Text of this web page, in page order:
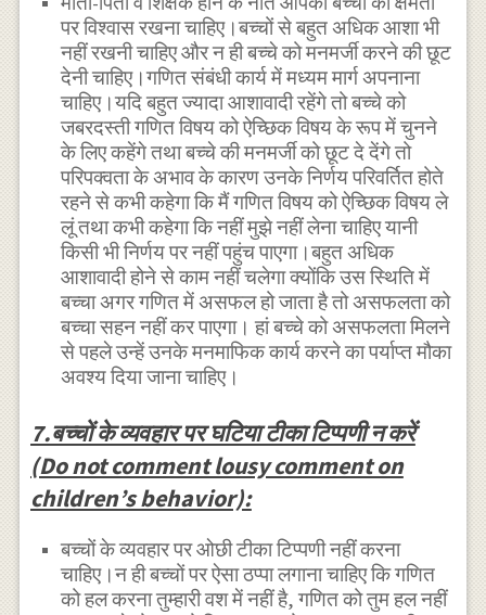
पर विश्वास रखना चाहिए।बच्चों से बहुत अधिक आशा भी
नहीं रखनी चाहिए और न ही बच्चे को मनमर्जी करने की छूट
देनी चाहिए।गणित संबंधी कार्य में मध्यम मार्ग अपनाना
चाहिए।यदि बहुत ज्यादा आशावादी रहेंगे तो बच्चे को
जबरदस्ती गणित विषय को ऐच्छिक विषय के रूप में चुनने
के लिए कहेंगे तथा बच्चे की मनमर्जी को छूट दे देंगे तो
परिपक्वता के अभाव के कारण उनके निर्णय परिवर्तित होते
रहने से कभी कहेगा कि मैं गणित विषय को ऐच्छिक विषय ले
लूं तथा कभी कहेगा कि नहीं मुझे नहीं लेना चाहिए यानी
किसी भी निर्णय पर नहीं पहुंच पाएगा।बहुत अधिक
आशावादी होने से काम नहीं चलेगा क्योंकि उस स्थिति में
बच्चा अगर गणित में असफल हो जाता है तो असफलता को
बच्चा सहन नहीं कर पाएगा। हां बच्चे को असफलता मिलने
से पहले उन्हें उनके मनमाफिक कार्य करने का पर्याप्त मौका
अवश्य दिया जाना चाहिए।
7.बच्चों के व्यवहार पर घटिया टीका टिप्पणी न करें
(Do not comment lousy comment on
children’s behavior):
बच्चों के व्यवहार पर ओछी टीका टिप्पणी नहीं करना
चाहिए।न ही बच्चों पर ऐसा ठप्पा लगाना चाहिए कि गणित
को हल करना तुम्हारी वश में नहीं है, गणित को तुम हल नहीं